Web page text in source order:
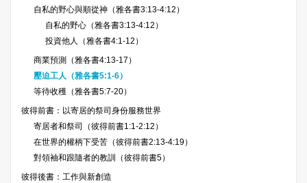
自私的野心與順從神（雅各書3:13-4:12）
自私的野心（雅各書3:13-4:12）
投資他人（雅各書4:1-12）
商業預測（雅各書4:13-17）
壓迫工人（雅各書5:1-6）
等待收穫（雅各書5:7-20）
彼得前書：以寄居的祭司身份服務世界
寄居者和祭司（彼得前書1:1-2:12）
在世界的權柄下受苦（彼得前書2:13-4:19）
對領袖和跟隨者的教訓（彼得前書5）
彼得後書：工作與新創造